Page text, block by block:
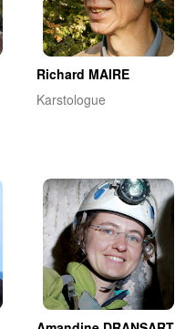
Richard MAIRE
Karstologue